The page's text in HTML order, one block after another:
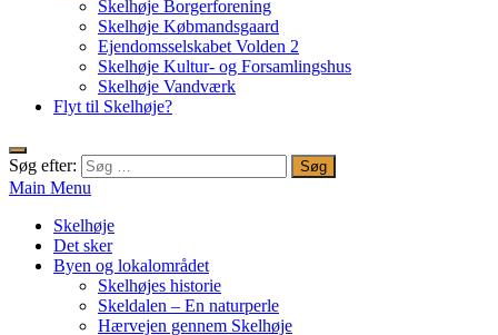
Skelhøje Borgerforening
Skelhøje Købmandsgaard
Ejendomsselskabet Volden 2
Skelhøje Kultur- og Forsamlingshus
Skelhøje Vandværk
Flyt til Skelhøje?
Søg efter:
Main Menu
Skelhøje
Det sker
Byen og lokalområdet
Skelhøjes historie
Skeldalen – En naturperle
Hærvejen gennem Skelhøje